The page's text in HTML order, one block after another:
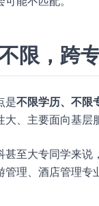
限，跨
是不限学历、不限
、主要面向基层
至大专同学来说
管理、酒店管理